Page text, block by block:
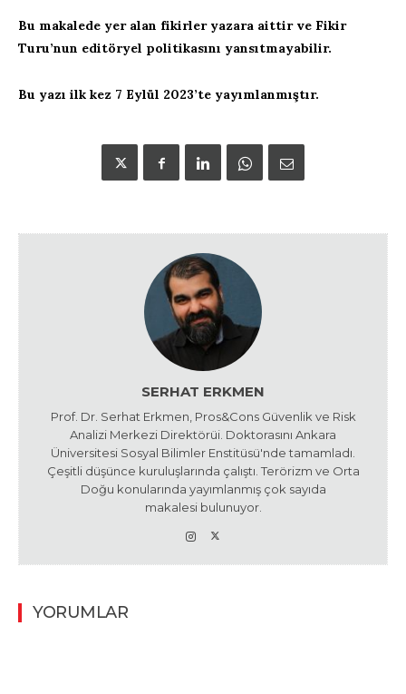
Bu makalede yer alan fikirler yazara aittir ve Fikir
Turu’nun editöryel politikasını yansıtmayabilir.
Bu yazı ilk kez 7 Eylül 2023’te yayımlanmıştır.
SERHAT ERKMEN
Prof. Dr. Serhat Erkmen, Pros&Cons Güvenlik ve Risk
Analizi Merkezi Direktörüi. Doktorasını Ankara
Üniversitesi Sosyal Bilimler Enstitüsü'nde tamamladı.
Çeşitli düşünce kuruluşlarında çalıştı. Terörizm ve Orta
Doğu konularında yayımlanmış çok sayıda
makalesi bulunuyor.
YORUMLAR